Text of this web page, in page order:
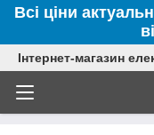
Всі ціни
Інтернет-магазин